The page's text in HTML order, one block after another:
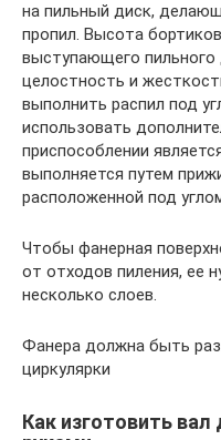
на пильный диск,
пропил. Высота
выступающего пильного
целостность и
выполнить распил под
использовать
приспособлении
выполняется путем
расположенной под
Чтобы фанерная
от отходов пиления, ее
несколько слоев.
Фанера должна быть
циркулярки
Как изготовить